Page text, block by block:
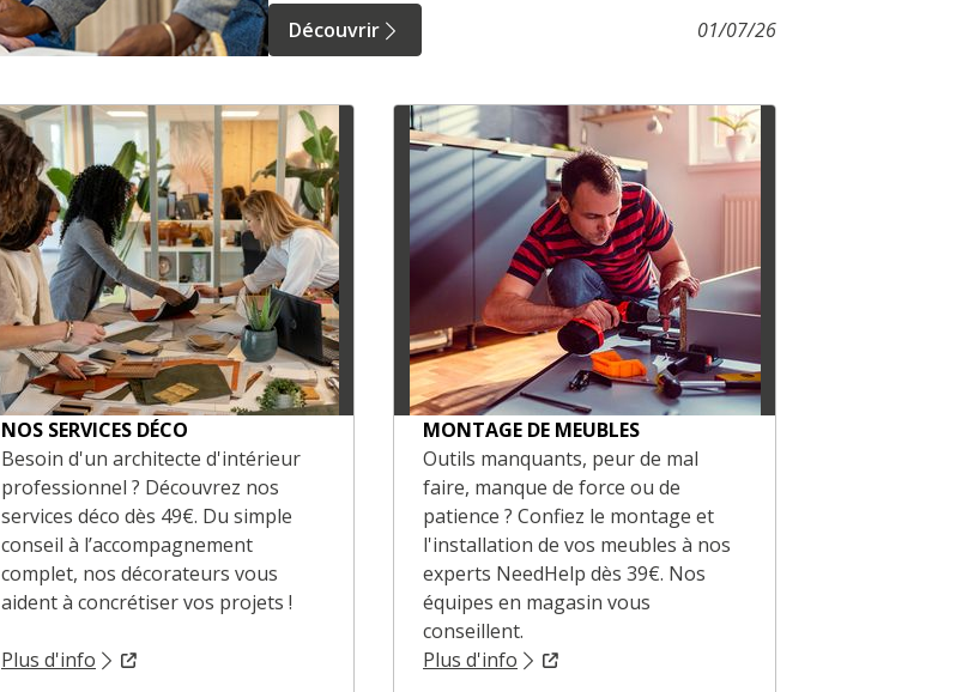
Découvrir 01/07/26
NOS SERVICES DÉCO
Besoin d'un architecte d'intérieur
professionnel ? Découvrez nos
services déco dès 49€. Du simple
conseil à l’accompagnement
complet, nos décorateurs vous
aident à concrétiser vos projets !
Plus d'info
MONTAGE DE MEUBLES
Outils manquants, peur de mal
faire, manque de force ou de
patience ? Confiez le montage et
l'installation de vos meubles à nos
experts NeedHelp dès 39€. Nos
équipes en magasin vous
conseillent.
Plus d'info